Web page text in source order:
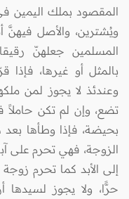
المقصود بملك اليمين
ويُشترين، والأصل
المسلمين جعلهنّ
بالمثل أو غيرها،
وعندئذ لا يجوز لمن
تضع، وإن لم تكن حاملاً
بحيضة، فإذا وطأها
الزوجة، فهي تحرم على
إلى الأبد كما تحرم زوجة
حرًّا، ولا يجوز لسيدها